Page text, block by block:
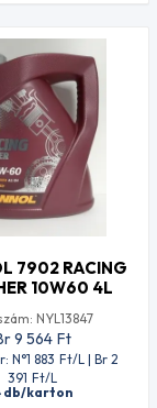
7902 RACING
10W60 4L
NYL13847
9 564 Ft
N°1 883 Ft/L | Br 2
391 Ft/L
db/karton